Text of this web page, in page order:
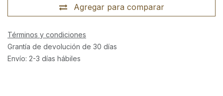
Agregar para comparar
Términos y condiciones
Grantía de devolución de 30 días
Envío: 2-3 días hábiles